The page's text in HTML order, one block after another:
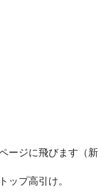
ージに飛びます（新
プ高引け。